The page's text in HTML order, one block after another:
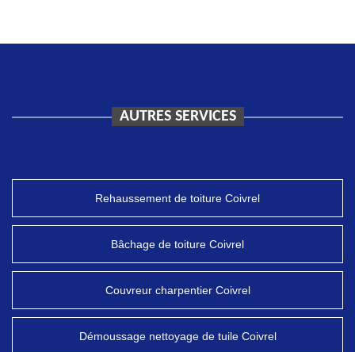
AUTRES SERVICES
Rehaussement de toiture Coivrel
Bâchage de toiture Coivrel
Couvreur charpentier Coivrel
Démoussage nettoyage de tuile Coivrel